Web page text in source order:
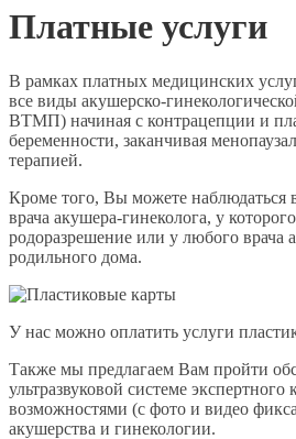
Платные услуги
В рамках платных медицинских
все виды акушерско-
ВТМП) начиная с контрацепции и
беременности, заканчивая
терапией.
Кроме того, Вы можете наблюдаться
врача акушера-гинеколога, у
родоразрешение или у любого врача
родильного дома.
У нас можно оплатить услуги
Также мы предлагаем Вам пройти
ультразвуковой системе
возможностями (с фото и видео
акушерства и гинекологии.